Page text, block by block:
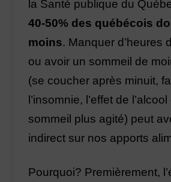
la Santé publique du
40-50% des québécois
moins. Manquer d’heures
ou avoir un sommeil de
(se coucher après minuit,
l’insomnie, l’effet de
sommeil plus agité) peut
indirect sur nos apports
Pourquoi? Premièrement,